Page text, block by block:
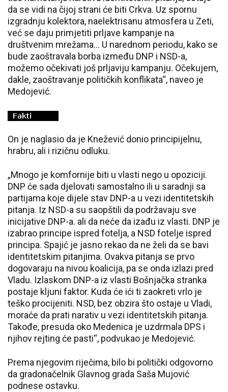
da se vidi na čijoj strani će biti Crkva. Uz spornu
izgradnju kolektora, naelektrisanu atmosfera u Zeti,
već se daju primjetiti prljave kampanje na
društvenim mrežama… U narednom periodu, kako se
bude zaoštravala borba između DNP i NSD-a,
možemo očekivati još prljaviju kampanju. Očekujem,
dakle, zaoštravanje političkih konflikata“, naveo je
Medojević.
On je naglasio da je Knežević donio principijelnu,
hrabru, ali i rizičnu odluku.
„Mnogo je komfornije biti u vlasti nego u opoziciji.
DNP će sada djelovati samostalno ili u saradnji sa
partijama koje dijele stav DNP-a u vezi identitetskih
pitanja. Iz NSD-a su saopštili da podržavaju sve
inicijative DNP-a. ali da neće da izađu iz vlasti. DNP je
izabrao principe ispred fotelja, a NSD fotelje ispred
principa. Spajić je jasno rekao da ne želi da se bavi
identitetskim pitanjima. Ovakva pitanja se prvo
dogovaraju na nivou koalicija, pa se onda izlazi pred
Vladu. Izlaskom DNP-a iz vlasti Bošnjačka stranka
postaje kljuni faktor. Kuda će ići ti zaokreti vrlo je
teško procijeniti. NSD, bez obzira što ostaje u Vladi,
moraće da prati narativ u vezi identitetskih pitanja.
Takođe, presuda oko Medenica je uzdrmala DPS i
njihov rejting će pasti“, podvukao je Medojević.
Prema njegovim riječima, bilo bi politički odgovorno
da gradonačelnik Glavnog grada Saša Mujović
podnese ostavku.